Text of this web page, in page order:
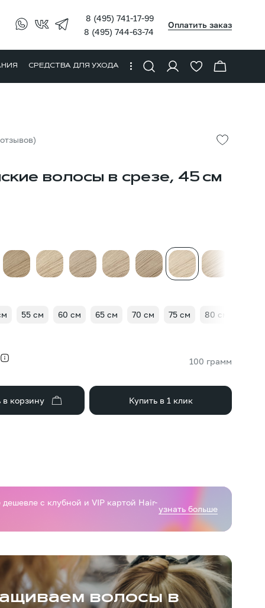
8 (495) 741-17-99
8 (495) 744-63-74
Оплатить заказ
СРЕДСТВА ДЛЯ УХОДА
волосы в срезе, 45 см
55 см 60 см 65 см 70 см 75 см 80 см
100 грамм
в корзину Купить в 1 клик
дешевле с клубной и VIP картой Hair-
узнать больше
волосы в